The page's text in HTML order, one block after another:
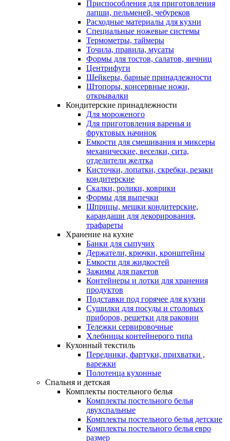
Приспособления для приготовления
лапши, пельменей, чебуреков
Расходные материалы для кухни
Специальные ножевые системы
Термометры, таймеры
Точила, правила, мусаты
Формы для тостов, салатов, яичниц
Центрифуги
Шейкеры, барные принадлежности
Штопоры, консервные ножи,
открывалки
Кондитерские принадлежности
Для мороженого
Для приготовления варенья и
фруктовых начинок
Емкости для смешивания и миксеры
механические, веселки, сита,
отделители желтка
Кисточки, лопатки, скребки, резаки
кондитерские
Скалки, ролики, коврики
Формы для выпечки
Шприцы, мешки кондитерские,
карандаши для декорирования,
трафареты
Хранение на кухне
Банки для сыпучих
Держатели, крючки, кронштейны
Емкости для жидкостей
Зажимы для пакетов
Контейнеры и лотки для хранения
продуктов
Подставки под горячее для кухни
Сушилки для посуды и столовых
приборов, решетки для раковин
Тележки сервировочные
Хлебницы контейнерого типа
Кухонный текстиль
Передники, фартуки, прихватки ,
варежки
Полотенца кухонные
Спальня и детская
Комплекты постельного белья
Комплекты постельного белья
двухспальные
Комплекты постельного белья детские
Комплекты постельного белья евро
размер